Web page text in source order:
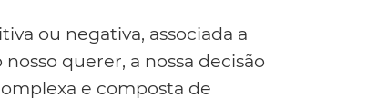
ou negativa, associada a
querer, a nossa decisão
e composta de